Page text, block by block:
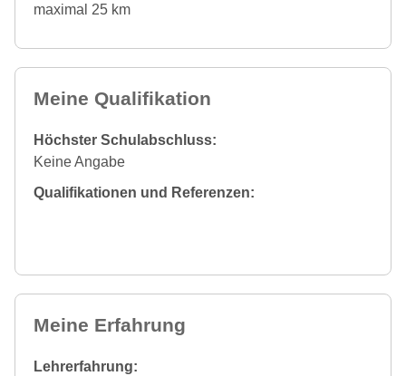
maximal 25 km
Meine Qualifikation
Höchster Schulabschluss:
Keine Angabe
Qualifikationen und Referenzen:
Meine Erfahrung
Lehrerfahrung: